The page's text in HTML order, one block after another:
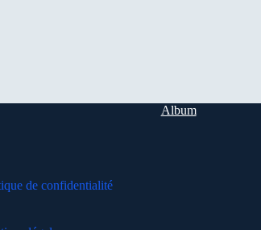
Album
de confidentialité